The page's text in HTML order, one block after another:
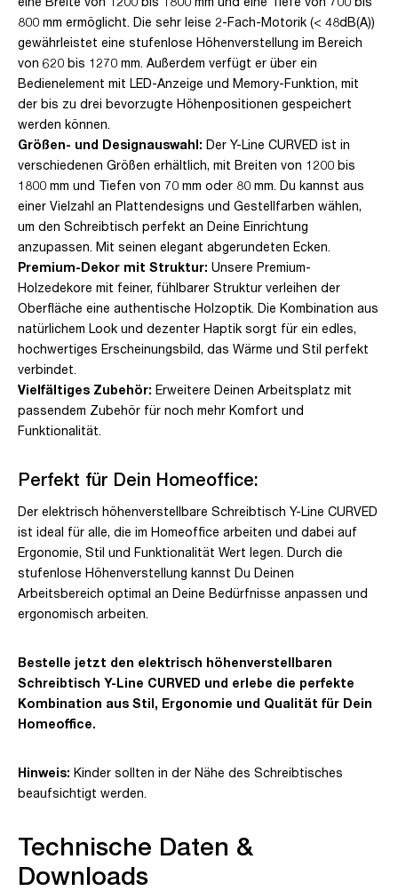
800 mm ermöglicht. Die sehr leise 2-Fach-Motorik (< 48dB(A))
gewährleistet eine stufenlose Höhenverstellung im Bereich
von 620 bis 1270 mm. Außerdem verfügt er über ein
Bedienelement mit LED-Anzeige und Memory-Funktion, mit
der bis zu drei bevorzugte Höhenpositionen gespeichert
werden können.
Größen- und Designauswahl: Der Y-Line CURVED ist in
verschiedenen Größen erhältlich, mit Breiten von 1200 bis
1800 mm und Tiefen von 70 mm oder 80 mm. Du kannst aus
einer Vielzahl an Plattendesigns und Gestellfarben wählen,
um den Schreibtisch perfekt an Deine Einrichtung
anzupassen. Mit seinen elegant abgerundeten Ecken.
Premium-Dekor mit Struktur: Unsere Premium-
Holzedekore mit feiner, fühlbarer Struktur verleihen der
Oberfläche eine authentische Holzoptik. Die Kombination aus
natürlichem Look und dezenter Haptik sorgt für ein edles,
hochwertiges Erscheinungsbild, das Wärme und Stil perfekt
verbindet.
Vielfältiges Zubehör: Erweitere Deinen Arbeitsplatz mit
passendem Zubehör für noch mehr Komfort und
Funktionalität.
Perfekt für Dein Homeoffice:
Der elektrisch höhenverstellbare Schreibtisch Y-Line CURVED
ist ideal für alle, die im Homeoffice arbeiten und dabei auf
Ergonomie, Stil und Funktionalität Wert legen. Durch die
stufenlose Höhenverstellung kannst Du Deinen
Arbeitsbereich optimal an Deine Bedürfnisse anpassen und
ergonomisch arbeiten.
Bestelle jetzt den elektrisch höhenverstellbaren
Schreibtisch Y-Line CURVED und erlebe die perfekte
Kombination aus Stil, Ergonomie und Qualität für Dein
Homeoffice.
Hinweis: Kinder sollten in der Nähe des Schreibtisches
beaufsichtigt werden.
Technische Daten &
Downloads